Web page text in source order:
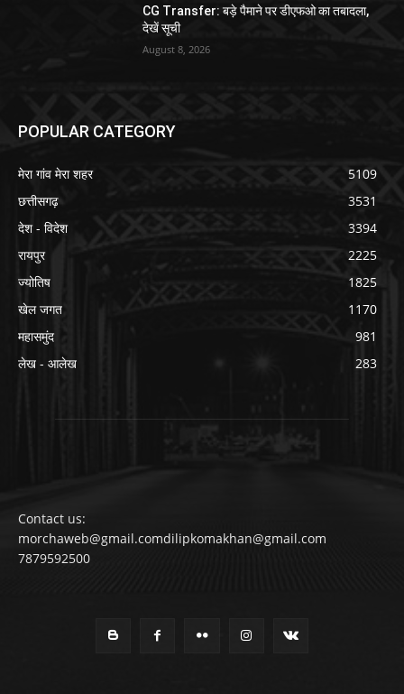
CG Transfer: बड़े पैमाने पर डीएफओ का तबादला,
देखें सूची
August 8, 2026
POPULAR CATEGORY
मेरा गांव मेरा शहर
5109
छत्तीसगढ़
3531
देश - विदेश
3394
रायपुर
2225
ज्योतिष
1825
खेल जगत
1170
महासमुंद
981
लेख - आलेख
283
Contact us:
morchaweb@gmail.comdilipkomakhan@gmail.com
7879592500